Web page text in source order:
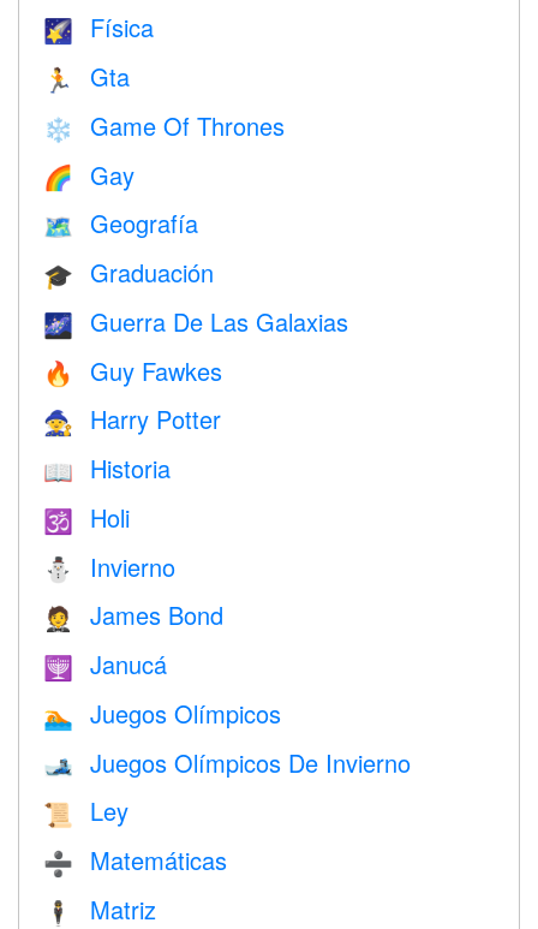
🌠 Física
🏃 Gta
❄️ Game Of Thrones
🌈 Gay
🗺 Geografía
🎓 Graduación
🌌 Guerra De Las Galaxias
🔥 Guy Fawkes
🧙 Harry Potter
📖 Historia
🕉 Holi
⛄ Invierno
🤵 James Bond
🕎 Janucá
🏊 Juegos Olímpicos
🎿 Juegos Olímpicos De Invierno
📜 Ley
➗ Matemáticas
🕴️ Matriz